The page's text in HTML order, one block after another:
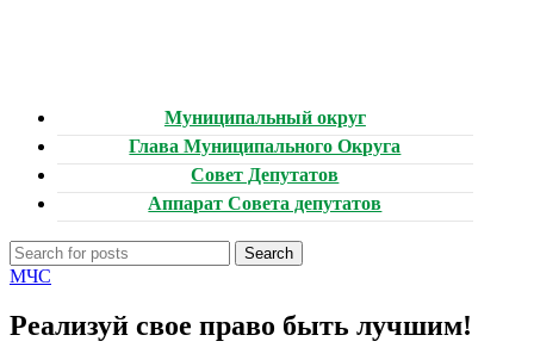
Муниципальный округ
Глава Муниципального Округа
Совет Депутатов
Аппарат Совета депутатов
Search
МЧС
Реализуй свое право быть лучшим!